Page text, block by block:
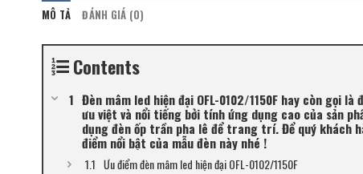
MÔ TẢ ĐÁNH GIÁ (0)
Contents
Đèn mâm led hiện đại OFL-0102/1150F hay còn gọi
ưu việt và nổi tiếng bởi tính ứng dụng cao của sản
dụng đèn ốp trần pha lê để trang trí. Để quý khách
điểm nổi bật của mẫu đèn này nhé !
Ưu điểm đèn mâm led hiện đại OFL-0102/1150F